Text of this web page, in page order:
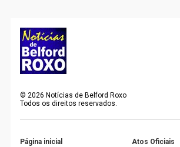
©2026 Notícias de Belford Roxo
Todos os direitos reservados.
Página inicial Atos Oficiais